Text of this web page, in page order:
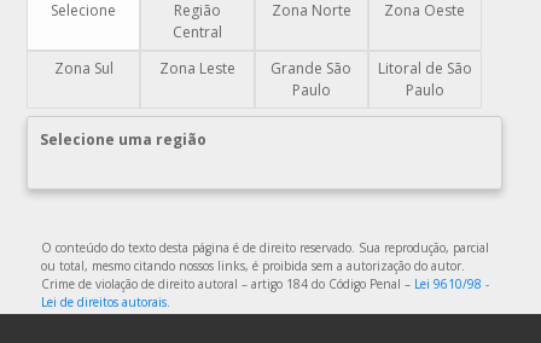
COMPRAR SACOLAS PLÁSTICAS PERSONALIZADAS
COMPRAR SACOS PLÁSTICOS
DISTRIBUIDOR DE EMBALAGENS PLÁSTICAS
DISTRIBUIDORA EMBALAGENS PLÁSTICAS
EMBALAGEM DE PLÁSTICO FLEXÍVEL
EMBALAGEM DE PLÁSTICO FLEXÍVEL TRANSPARENTE
Selecione
Região
Central
Zona Norte Zona Oeste
Zona Sul Zona Leste
Grande São
Paulo
Litoral de São
Paulo
Selecione uma região
O conteúdo do texto desta página é de direito reservado. Sua reprodução, parcial
ou total, mesmo citando nossos links, é proibida sem a autorização do autor.
Crime de violação de direito autoral – artigo 184 do Código Penal – Lei 9610/98 -
Lei de direitos autorais.